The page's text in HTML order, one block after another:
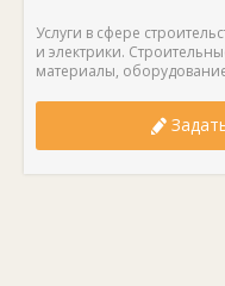
Услуги в сфере
и электрики.
материалы,